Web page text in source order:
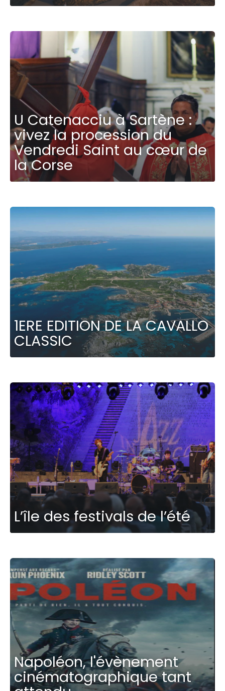
U Catenacciu à Sartène :
vivez la procession du
Vendredi Saint au cœur de
la Corse
1ERE EDITION DE LA CAVALLO
CLASSIC
L’île des festivals de l’été
Napoléon, l'évènement
cinématographique tant